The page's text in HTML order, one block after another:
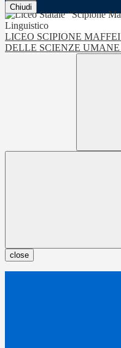
Chiudi
LICEO SCIPIONE MAFFEI
DELLE SCIENZE UMANE
close